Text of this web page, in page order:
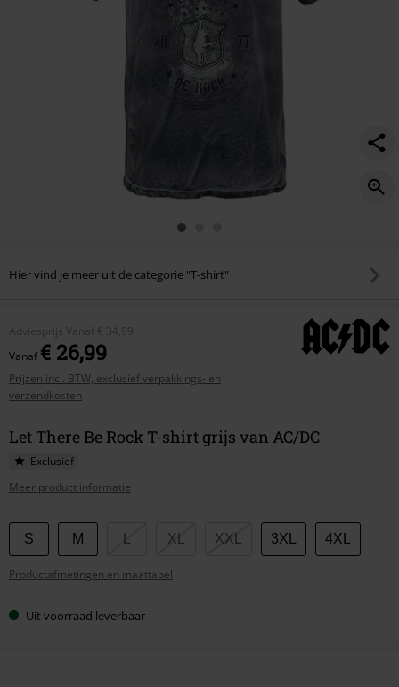
Hier vind je meer uit de categorie "T-shirt"
Adviesprijs Vanaf € 34,99
Vanaf€ 26,99
Prijzen incl. BTW, exclusief verpakkings- en
verzendkosten
Let There Be Rock T-shirt grijs van AC/DC
Exclusief
Meer product informatie
Kies
je
maat
S M XL XXL 3XL 4XL
Productafmetingen en maattabel
Uit voorraad leverbaar